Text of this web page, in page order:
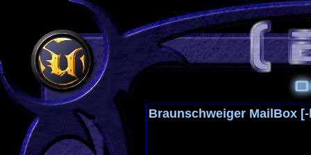
Braunschweiger MailBox